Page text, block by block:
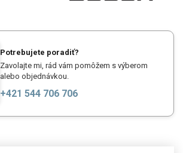
Potrebujete poradiť?
Zavolajte mi, rád vám pomôžem s výberom
alebo objednávkou.
+421 544 706 706